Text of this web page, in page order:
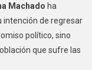
Machado ha
intención de regresar
político, sino
que sufre las